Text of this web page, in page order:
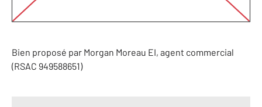
Bien proposé par Morgan Moreau EI, agent commercial
(RSAC 949588651)